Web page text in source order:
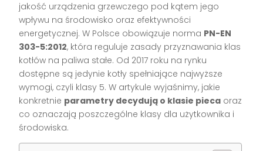
jakość urządzenia grzewczego pod kątem jego
wpływu na środowisko oraz efektywności
energetycznej. W Polsce obowiązuje norma PN-EN
303-5:2012, która reguluje zasady przyznawania klas
kotłów na paliwa stałe. Od 2017 roku na rynku
dostępne są jedynie kotły spełniające najwyższe
wymogi, czyli klasy 5. W artykule wyjaśnimy, jakie
konkretnie parametry decydują o klasie pieca oraz
co oznaczają poszczególne klasy dla użytkownika i
środowiska.